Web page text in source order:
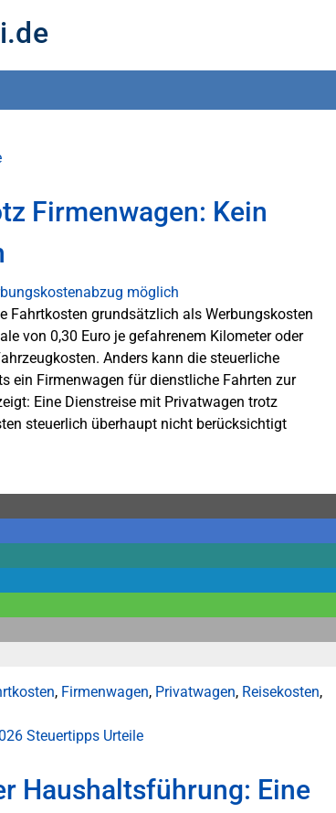
Firmenwagen: Kein
Fahrtkosten grundsätzlich als Werbungskosten
von 0,30 Euro je gefahrenem Kilometer oder
Anders kann die steuerliche
ein Firmenwagen für dienstliche Fahrten zur
Eine Dienstreise mit Privatwagen trotz
steuerlich überhaupt nicht berücksichtigt
, Firmenwagen, Privatwagen, Reisekosten,
Steuertipps Urteile
Haushaltsführung: Eine